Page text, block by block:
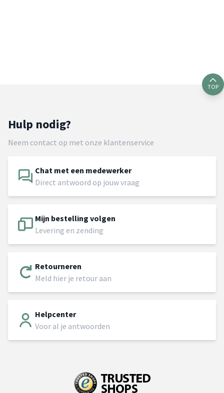
TOP
Hulp nodig?
Neem contact op met onze klantenservice
Chat met een medewerker
Direct antwoord op jouw vraag
Mijn bestelling volgen
Levering en zending
Retourneren
Meld hier je retour aan
Helpcenter
Voor al je antwoorden